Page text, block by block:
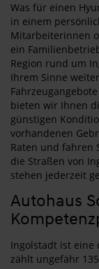
Was für einen
in einem
Mitarbeiterinnen
ein
Region rund um
Ihrem Sinne
bieten wir Ihnen
günstigen
vorhandenen
Raten und fahren
die Straßen von
stehen jederzeit
Autohaus
Ingolstadt ist eine
zählt ungefähr